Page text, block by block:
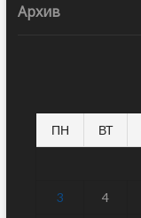
Архив
ПН ВТ
3 4